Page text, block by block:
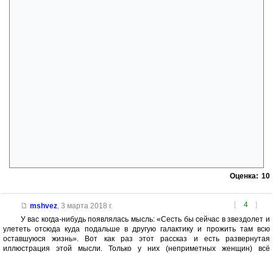
Оценка: 10
[ 4 ]
mshvez, 3 марта 2018 г.
У вас когда-нибудь появлялась мысль: «Сесть бы сейчас в звездолет и
улететь отсюда куда подальше в другую галактику и прожить там всю
оставшуюся жизнь». Вот как раз этот рассказ и есть развернутая
иллюстрация этой мысли. Только у них (неприметных женщин) всё